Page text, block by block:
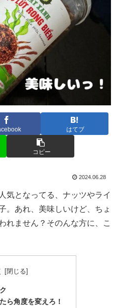
はてブ
コピー
2024.06.28
気となってる、ナッツやライ
。あれ、美味しいけど、ちょ
れません？そのんな方に、こ
ら角度を変えろ！